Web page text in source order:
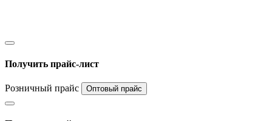
Получить прайс-лист
Розничный прайс Оптовый прайс